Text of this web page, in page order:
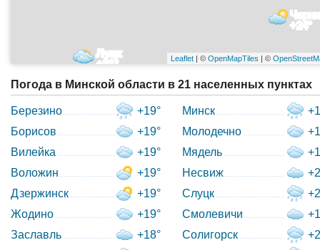
+24°
Луцк
+21°
Leaflet | ©OpenMapTiles | ©
Погода в Минской области в 21 населенных пунктах
Березино
+19°
Борисов
+19°
Вилейка
+19°
Воложин
+19°
Дзержинск
+19°
Жодино
+19°
Заславль
+18°
Минск
Молодечно
Мядель
Несвиж
Слуцк
Смолевичи
Солигорск